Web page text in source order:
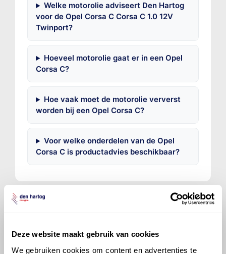
Deze website maakt gebruik van cookies
We gebruiken cookies om content en advertenties te
Welke motorolie adviseert Den Hartog
voor de Opel Corsa C Corsa C 1.0 12V
Twinport?
Hoeveel motorolie gaat er in een Opel
Corsa C?
Hoe vaak moet de motorolie ververst
worden bij een Opel Corsa C?
Voor welke onderdelen van de Opel
Corsa C is productadvies beschikbaar?
©OlyslagerAlle rechten voorbehouden. Deze
informatie mag noch geheel noch gedeeltelijk worden